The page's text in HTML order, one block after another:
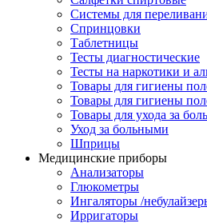
Системы для
Спринцовки
Таблетницы
Тесты диагностические
Тесты на наркотики и
Товары для гигиены
Товары для гигиены
Товары для ухода за
Уход за больными
Шприцы
Медицинские приборы
Анализаторы
Глюкометры
Ингаляторы /
Ирригаторы